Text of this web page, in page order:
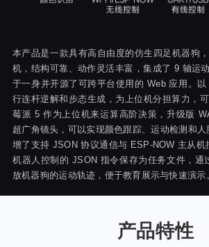
本产品是一款具有高自由度的仿生四足机器狗
机，结构可靠、动作灵活丰富，集成了 9 轴运
于一身并开源了可跨平台使用的 Web 应用。
行连杆逆解和步态生成，为上位机分担算力，
莓派 5 作为上位机来运算高阶决策，升级版
超广角镜头，可以实现颜色跟踪、运动检测和
增了支持 JSON 协议通信与 ESP-NOW 主从机
机器人控制的 JSON 指令保存为任务文件，通
放机器狗的运动轨迹，便于教育展示与快速演示
产品特性